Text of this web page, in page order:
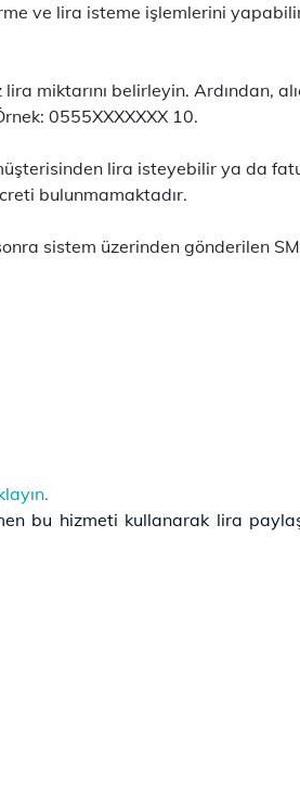
ve lira isteme işlemlerini
miktarını belirleyin. Ardından,
0555XXXXXXX 10.
lira isteyebilir ya da
bulunmamaktadır.
sistem üzerinden gönderilen
bu hizmeti kullanarak lira